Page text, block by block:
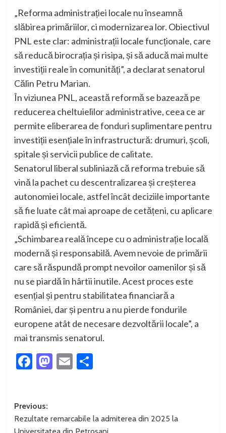
„Reforma administrației locale nu înseamnă
slăbirea primăriilor, ci modernizarea lor. Obiectivul
PNL este clar: administrații locale funcționale, care
să reducă birocrația și risipa, și să aducă mai multe
investiții reale în comunități”, a declarat senatorul
Călin Petru Marian.
În viziunea PNL, această reformă se bazează pe
reducerea cheltuielilor administrative, ceea ce ar
permite eliberarea de fonduri suplimentare pentru
investiții esențiale în infrastructură: drumuri, școli,
spitale și servicii publice de calitate.
Senatorul liberal subliniază că reforma trebuie să
vină la pachet cu descentralizarea și creșterea
autonomiei locale, astfel încât deciziile importante
să fie luate cât mai aproape de cetățeni, cu aplicare
rapidă și eficientă.
„Schimbarea reală începe cu o administrație locală
modernă și responsabilă. Avem nevoie de primării
care să răspundă prompt nevoilor oamenilor și să
nu se piardă în hârtii inutile. Acest proces este
esențial și pentru stabilitatea financiară a
României, dar și pentru a nu pierde fondurile
europene atât de necesare dezvoltării locale”, a
mai transmis senatorul.
Facebook
Mastodon
EmailPartajează
Post
navigation
Previous:
Rezultate remarcabile la admiterea din 2025 la